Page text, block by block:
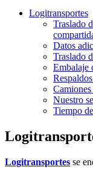
Logitransportes
Traslado
Datos
Traslado
Embalaje
Nuestro
Tiempo
Logitransportes se